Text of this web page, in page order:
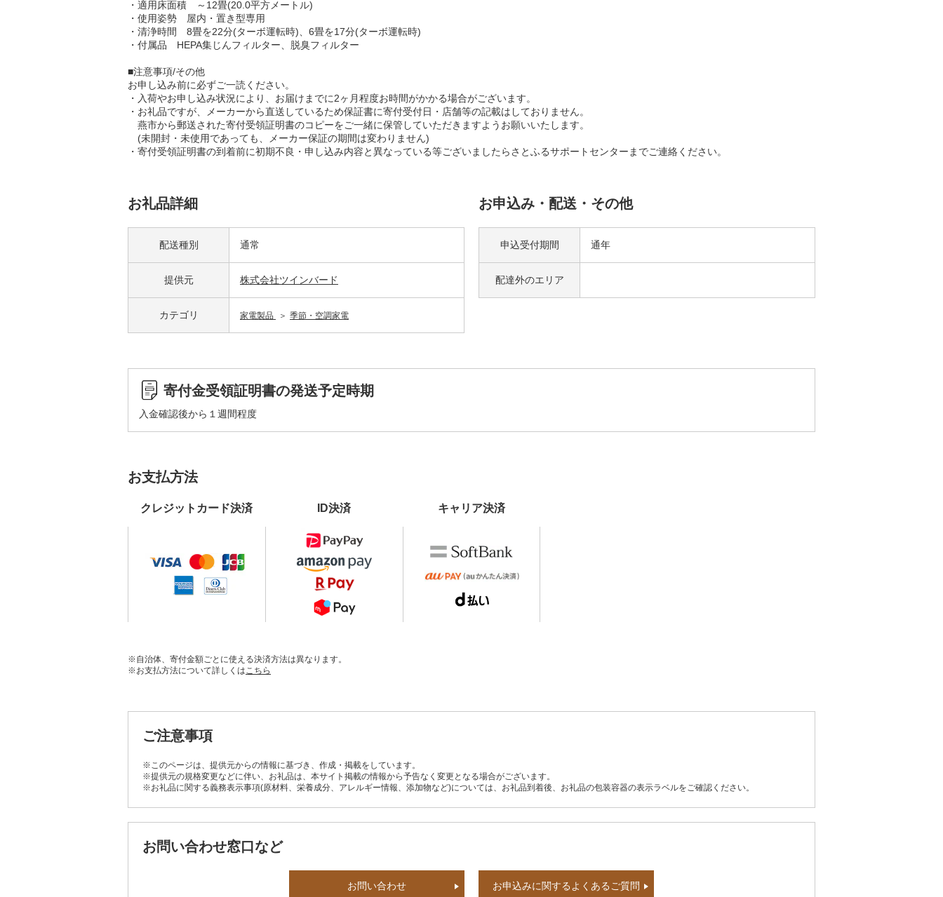
・適用床面積 ～12畳(20.0平方メートル)
・使用姿勢 屋内・置き型専用
・清浄時間 8畳を22分(ターボ運転時)、6畳を17分(ターボ運転時)
・付属品 HEPA集じんフィルター、脱臭フィルター
■注意事項/その他
お申し込み前に必ずご一読ください。
・入荷やお申し込み状況により、お届けまでに2ヶ月程度お時間がかかる場合がございます。
・お礼品ですが、メーカーから直送しているため保証書に寄付受付日・店舗等の記載はしておりません。
燕市から郵送された寄付受領証明書のコピーをご一緒に保管していただきますようお願いいたします。
(未開封・未使用であっても、メーカー保証の期間は変わりません)
・寄付受領証明書の到着前に初期不良・申し込み内容と異なっている等ございましたらさとふるサポートセンターまでご連絡ください。
お礼品詳細
配送種別 通常
提供元 株式会社ツインバード
カテゴリ 家電製品 季節・空調家電
お申込み・配送・その他
申込受付期間 通年
配達外のエリア
寄付金受領証明書の発送予定時期
入金確認後から１週間程度
お支払方法
クレジットカード決済 ID決済 キャリア決済
※自治体、寄付金額ごとに使える決済方法は異なります。
※お支払方法について詳しくはこちら
ご注意事項
※このページは、提供元からの情報に基づき、作成・掲載をしています。
※提供元の規格変更などに伴い、お礼品は、本サイト掲載の情報から予告なく変更となる場合がございます。
※お礼品に関する義務表示事項(原材料、栄養成分、アレルギー情報、添加物など)については、お礼品到着後、お礼品の包装容器の表示ラベルをご確認ください。
お問い合わせ窓口など
お問い合わせ お申込みに関するよくあるご質問